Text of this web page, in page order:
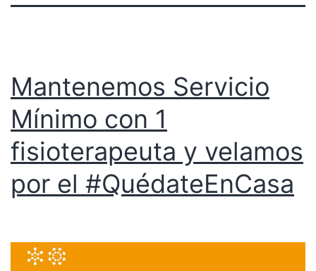
Mantenemos Servicio
Mínimo con 1
fisioterapeuta y velamos
por el #QuédateEnCasa